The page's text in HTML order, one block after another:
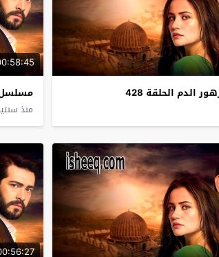
الدم الحلقة 428
مسلسل
منذ